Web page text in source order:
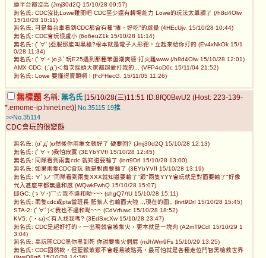
連半台都沒亮 (Jmj30d2Q 15/10/28 09:57)
無名氏: CDC沒比Lowe難開吧 CDC至少還有轉場能力 Lowe的玩法太單調了 (/h8d4Olw
15/10/28 10:11)
無名氏: 可是每台車看到CDC都會有種"癢，好吃"的感覺 (4HEcUjv. 15/10/28 10:44)
無名氏: CDC會玩很盧小 (6o6euZ1k 15/10/28 11:14)
無名氏: (ﾟ∀ﾟ)亞服那能叫黑槍?根本就是電子人形靶，立起來給你打的 (Ev4xNkOk 15/1
0/28 11:34)
無名氏: (ﾟ∀。)o彡ﾟ玩E25遇到那種笨蛋潮爽德 打火雞www (/h8d4Olw 15/10/28 12:01)
AMX CDC: (;´д`)＜每次探頭大家都超愛打我的... (VFP4oD0c 15/11/04 21:52)
無名氏: Lowe 要懂得賣頭啊 ! (FcFHecG. 15/11/05 11:26)
無標題 名稱: 無名氏 [15/10/28(三)11:51 ID:8fQ0BwU2 (Host: 223-139-
*.emome-ip.hinet.net)] No.35115 19推
>>No.35114
CDC會玩的很變態
無名氏: (σﾟдﾟ)σ然後你用推文就好了 硬要回? (Jmj30d2Q 15/10/28 12:13)
無名氏: (ﾟ∀。)我怕寂寞 (3EYbYVfI 15/10/28 12:45)
無名氏: 同隊看到兩隻cdc 就知道要輸了 (lnrt9DrI 15/10/28 13:00)
無名氏: 如果兩隻CDC會玩 就是對面要輸了 (3EYbYVfI 15/10/28 13:19)
無名氏: ∀ﾟ)ノ"同隊看到兩隻XXX就知道要輸了"跟"兩隻YYY會玩就是對面要輸了"好像
代入甚麼車都無違和感 (WQwkFwhQ 15/10/28 15:07)
邱GC: (ゝ∀･)⌒☆我不違和呦~~~ (shgQ7/tU 15/10/28 15:11)
無名氏: 兩隻cdc或pta當班長 藍紫人也輸面大啦 ,,,現在的圖,, (lnrt9DrI 15/10/28 15:45)
STA-2: (ﾟ∀ﾟ)＜我也不違和呦~~~ (CdVrfuwc 15/10/28 18:52)
KV5: (´・ω)＜有人找我嗎? (3EdSxcXw 15/10/28 23:47)
無名氏: CDC是超好打的，一出現就會被集火，更本就是一塊肉 (A2mT9CdI 15/10/29 1
3:04)
無名氏: 高玩開CDC黑你黑到死 你說要集火個屁 (mJhWm9Fs 15/10/29 13:25)
無名氏: CDC固然軟，但藍猴紫猴不會輕易被點亮，最可怕就是各種走位鬥智黑槍救世界